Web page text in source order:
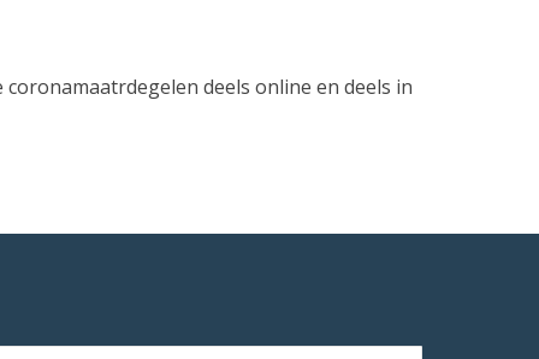
deels online en deels in